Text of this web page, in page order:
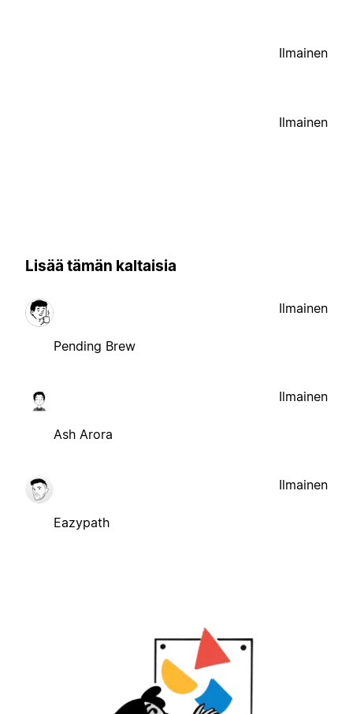
Ilmainen
Ilmainen
Lisää tämän kaltaisia
Pending Brew
Ilmainen
Ash Arora
Ilmainen
Eazypath
Ilmainen